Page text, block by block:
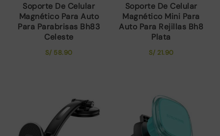
Soporte De Celular
Magnético Para Auto
Para Parabrisas Bh83
Celeste
S/ 58.90
Soporte De Celular
Magnético Mini Para
Auto Para Rejillas Bh8
Plata
S/ 21.90